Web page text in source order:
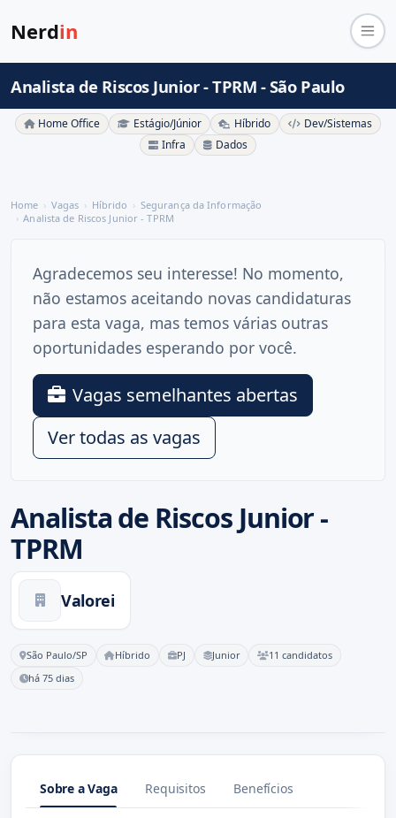
Nerdin
Analista de Riscos Junior - TPRM - São Paulo
Home Office Estágio/Júnior Híbrido
Dev/Sistemas
Infra
Dados
Home Vagas Híbrido
Segurança da Informação
Analista de Riscos Junior - TPRM
Analista de Riscos Junior -
TPRM
Valorei
São Paulo/SP Híbrido PJ Junior
11 candidatos
há 75 dias
Agradecemos seu interesse! No momento,
não estamos aceitando novas candidaturas
para esta vaga, mas temos várias outras
oportunidades esperando por você.
Vagas semelhantes abertas
Ver todas as vagas
Sobre a Vaga Requisitos Benefícios